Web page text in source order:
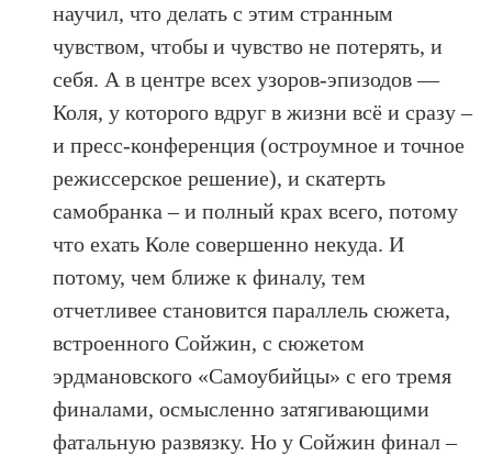
научил, что делать с этим странным
чувством, чтобы и чувство не потерять, и
себя. А в центре всех узоров-эпизодов —
Коля, у которого вдруг в жизни всё и сразу –
и пресс-конференция (остроумное и точное
режиссерское решение), и скатерть
самобранка – и полный крах всего, потому
что ехать Коле совершенно некуда. И
потому, чем ближе к финалу, тем
отчетливее становится параллель сюжета,
встроенного Сойжин, с сюжетом
эрдмановского «Самоубийцы» с его тремя
финалами, осмысленно затягивающими
фатальную развязку. Но у Сойжин финал –